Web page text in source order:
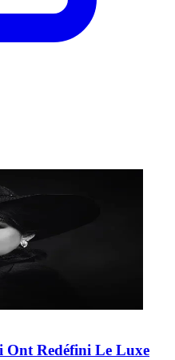
Ont Redéfini Le Luxe